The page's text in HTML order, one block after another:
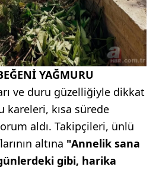
YAĞMURU
ve duru güzelliğiyle dikkat
kareleri, kısa sürede
aldı. Takipçileri, ünlü
altına "Annelik sana
gibi, harika